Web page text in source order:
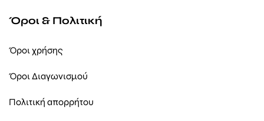
Όροι & Πολιτική
Όροι χρήσης
Όροι Διαγωνισμού
Πολιτική απορρήτου